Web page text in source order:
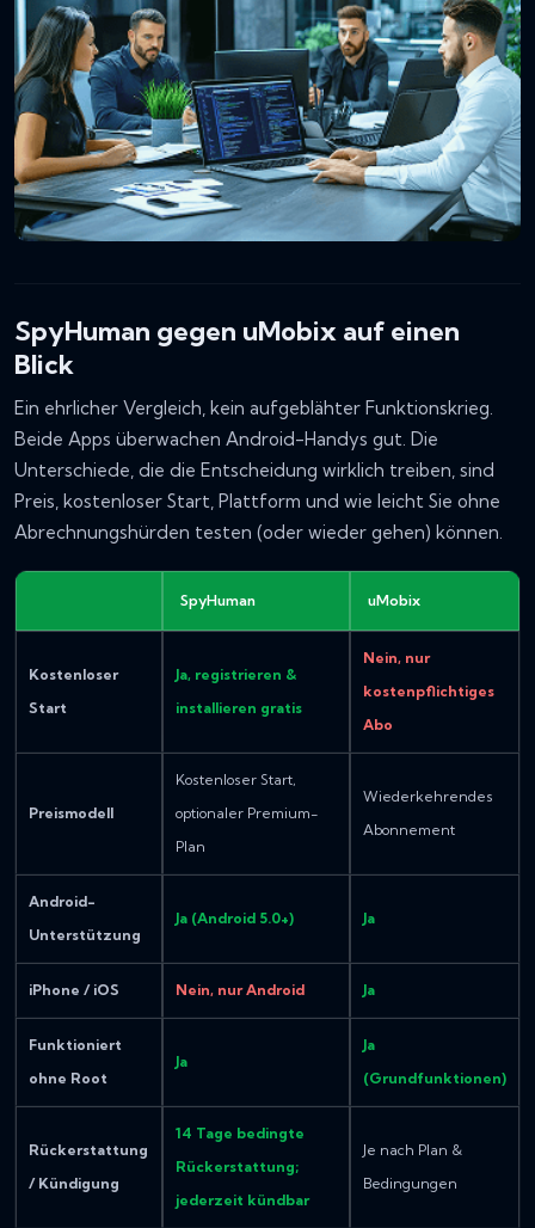
SpyHuman gegen uMobix auf einen
Blick
Ein ehrlicher Vergleich, kein aufgeblähter Funktionskrieg.
Beide Apps überwachen Android-Handys gut. Die
Unterschiede, die die Entscheidung wirklich treiben, sind
Preis, kostenloser Start, Plattform und wie leicht Sie ohne
Abrechnungshürden testen (oder wieder gehen) können.
SpyHuman uMobix
Kostenloser
Start
Ja, registrieren &
installieren gratis
Nein, nur
kostenpflichtiges
Abo
Preismodell
Kostenloser Start,
optionaler Premium-
Plan
Wiederkehrendes
Abonnement
Android-
Unterstützung
Ja (Android 5.0+) Ja
iPhone / iOS Nein, nur Android Ja
Funktioniert
ohne Root
Ja
Ja
(Grundfunktionen)
Rückerstattung
/ Kündigung
14 Tage bedingte
Rückerstattung;
jederzeit kündbar
Je nach Plan &
Bedingungen